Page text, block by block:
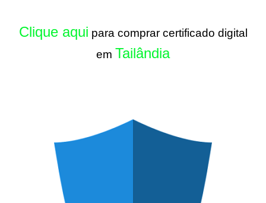
Clique aqui para comprar certificado digital
em Tailândia